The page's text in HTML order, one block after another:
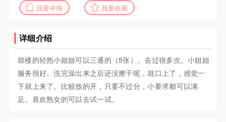
我要举报 我要收藏
详细介绍
鼓楼的轻熟小姐姐可以三通的（5张）。去过很多次。小姐姐
服务很好。洗完澡出来之后还没擦干呢，就口上了，感觉一
下就上来了。比较放的开，只要不过分，小要求都可以满
足。喜欢熟女的可以去试一试。